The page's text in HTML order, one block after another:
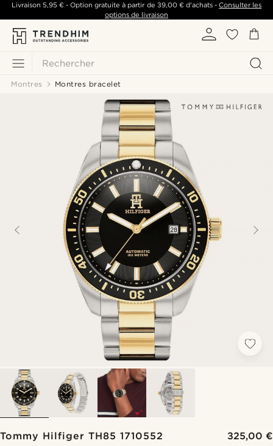
Rechercher
Livraison 5,95 €- Option gratuite à partir de 39,00 €d'achats -Consulter les
options de livraison
Montres Montres bracelet
Tommy Hilfiger TH85 1710552 325,00 €